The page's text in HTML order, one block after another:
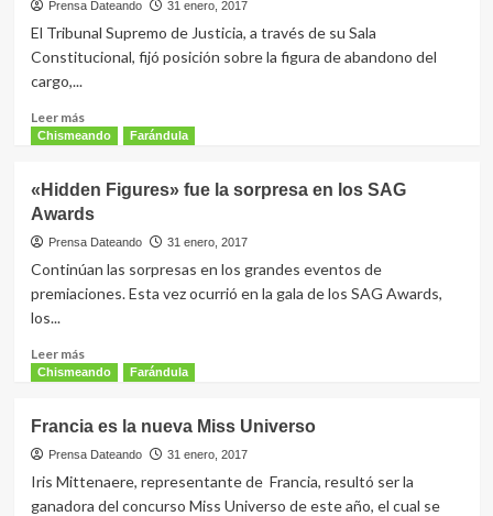
que
Plan
Patria
con
Prensa Dateando 31 enero, 2017
El Tribunal Supremo de Justicia, a través de su Sala
Constitucional, fijó posición sobre la figura de abandono del
cargo,...
Leer másLeer
más
explica
cómo
se
realiza
del
Chismeando Farándula
«Hidden Figures» fue la sorpresa en los SAG
Awards
Prensa Dateando 31 enero, 2017
Continúan las sorpresas en los grandes eventos de
premiaciones. Esta vez ocurrió en la gala de los SAG Awards,
los...
Leer másLeer
más
Figures»
fue
la
sorpresa
Chismeando Farándula
Francia es la nueva Miss Universo
Prensa Dateando 31 enero, 2017
Iris Mittenaere, representante de Francia, resultó ser la
ganadora del concurso Miss Universo de este año, el cual se